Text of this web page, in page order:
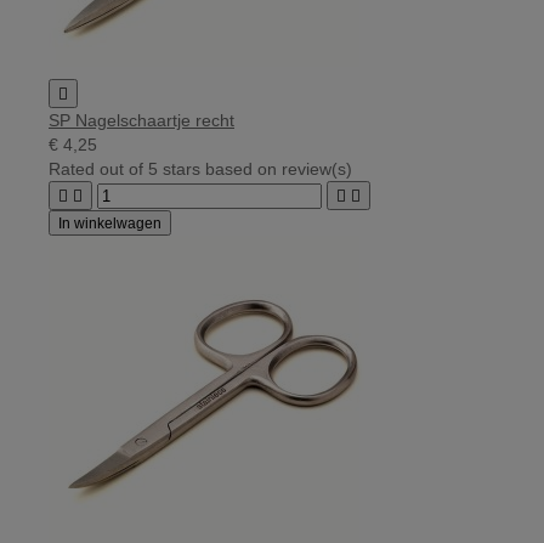

SP Nagelschaartje recht
€ 4,25
Rated out of 5 stars based on review(s)
   
In winkelwagen